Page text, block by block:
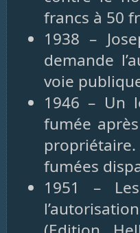
francs à 50
1938 –
demande
voie
1946 – Un
fumée
fumées
1951 –